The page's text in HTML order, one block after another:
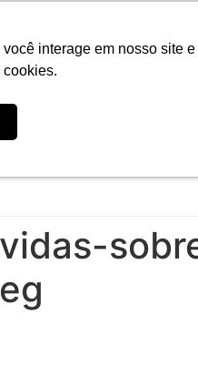
interage em nosso site
cookies.